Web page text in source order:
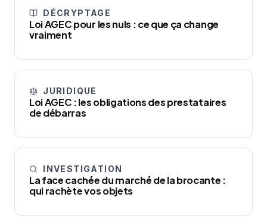
DÉCRYPTAGE
Loi AGEC pour les nuls : ce que ça change
vraiment
JURIDIQUE
Loi AGEC : les obligations des prestataires
de débarras
INVESTIGATION
La face cachée du marché de la brocante :
qui rachète vos objets